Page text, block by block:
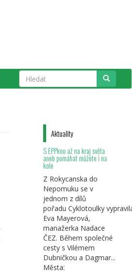
Hledat
Aktuality
S EPPkou až na kraj světa
aneb pomáhat můžete i na
kole
Z Rokycanska do
Nepomuku se v
jednom z dílů
pořadu Cyklotoulky
Eva Mayerová,
manažerka Nadace
ČEZ. Během společné
cesty s Vilémem
Dubničkou a Dagmar...
Města: